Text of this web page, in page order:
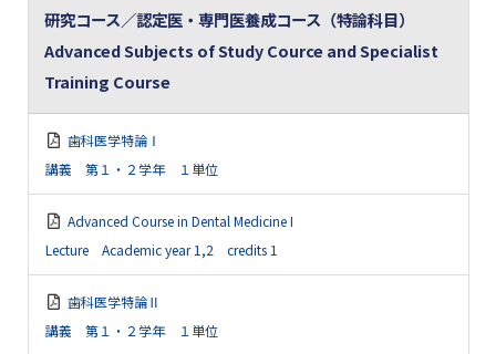
研究コース／認定医・専門医養成コース（特論科目）
Advanced Subjects of Study Cource and Specialist
Training Course
歯科医学特論Ⅰ
講義 第１・２学年 １単位
Advanced Course in Dental Medicine I
Lecture Academic year 1,2 credits 1
歯科医学特論Ⅱ
講義 第１・２学年 １単位